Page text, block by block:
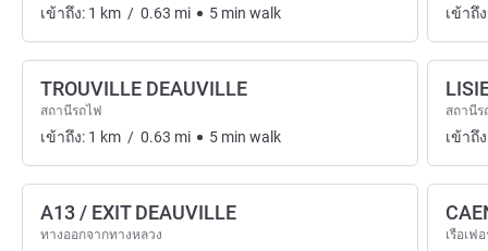
เข้าถึง: 1 km / 0.63 mi 5 min walk
TROUVILLE DEAUVILLE
สถานีรถไฟ
เข้าถึง: 1 km / 0.63 mi 5 min walk
A13 / EXIT DEAUVILLE
ทางออกจากทางหลวง
เข้าถึ
สถานีร
เข้าถึ
เรือเฟ